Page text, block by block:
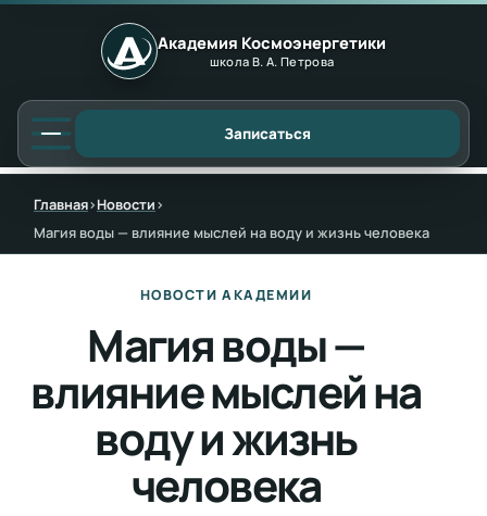
Академия Космоэнергетики
школа В. А. Петрова
Записаться
Главная›Новости›
Магия воды — влияние мыслей на воду и жизнь человека
НОВОСТИ АКАДЕМИИ
Магия воды —
влияние мыслей на
воду и жизнь
человека